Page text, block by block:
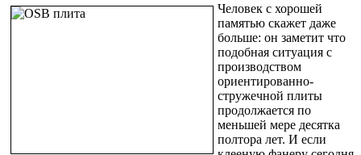
Человек с хорошей
памятью скажет даже
больше: он заметит что
подобная ситуация с
производством
ориентированно-
стружечной плиты
продолжается по
меньшей мере десятка
полтора лет. И если